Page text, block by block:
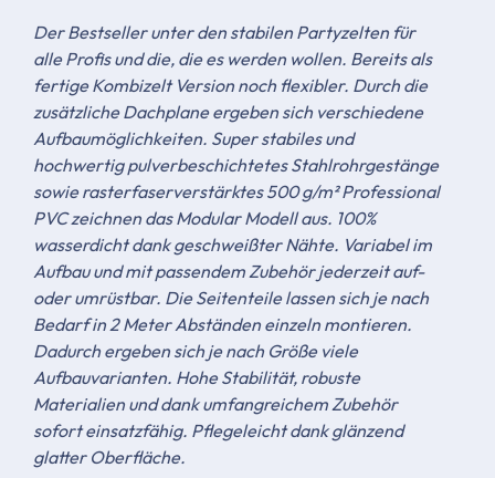
Der Bestseller unter den stabilen Partyzelten für
alle Profis und die, die es werden wollen. Bereits als
fertige Kombizelt Version noch flexibler. Durch die
zusätzliche Dachplane ergeben sich verschiedene
Aufbaumöglichkeiten. Super stabiles und
hochwertig pulverbeschichtetes Stahlrohrgestänge
sowie rasterfaserverstärktes 500 g/m² Professional
PVC zeichnen das Modular Modell aus. 100%
wasserdicht dank geschweißter Nähte. Variabel im
Aufbau und mit passendem Zubehör jederzeit auf-
oder umrüstbar. Die Seitenteile lassen sich je nach
Bedarf in 2 Meter Abständen einzeln montieren.
Dadurch ergeben sich je nach Größe viele
Aufbauvarianten. Hohe Stabilität, robuste
Materialien und dank umfangreichem Zubehör
sofort einsatzfähig. Pflegeleicht dank glänzend
glatter Oberfläche.